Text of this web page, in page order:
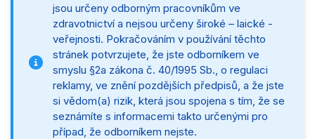
jsou určeny odborným pracovníkům ve
zdravotnictví a nejsou určeny široké – laické -
veřejnosti. Pokračováním v používání těchto
stránek potvrzujete, že jste odborníkem ve
smyslu §2a zákona č. 40/1995 Sb., o regulaci
reklamy, ve znění pozdějších předpisů, a že jste
si vědom(a) rizik, která jsou spojena s tím, že se
seznámíte s informacemi takto určenými pro
případ, že odborníkem nejste.